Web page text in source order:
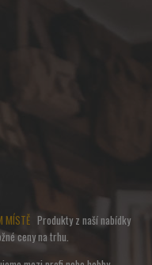
MÍSTĚ Produkty z naší nabídky
ceny na trhu.